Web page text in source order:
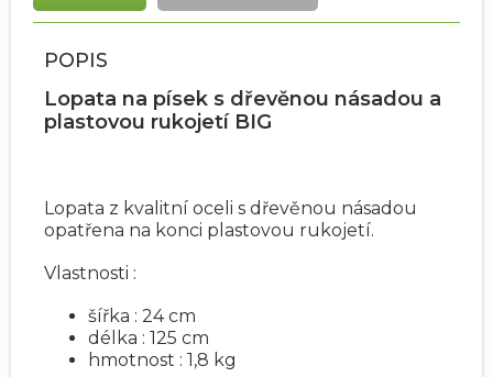
POPIS
Lopata na písek s dřevěnou násadou a
plastovou rukojetí BIG
Lopata z kvalitní oceli s dřevěnou násadou
opatřena na konci plastovou rukojetí.
Vlastnosti :
šířka : 24 cm
délka : 125 cm
hmotnost : 1,8 kg